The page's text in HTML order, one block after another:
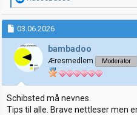
e
a
k
j
o
n
e
r
03.06.2026
bambadoo
Æresmedlem Moderator
Schibsted må nevnes.
Tips til alle. Brave nettleser men